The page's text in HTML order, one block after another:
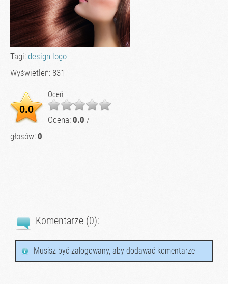
Tagi: design logo
Wyświetleń: 831
0.0
Oceń:
Ocena: 0.0 /
głosów: 0
Komentarze (0):
Musisz być zalogowany, aby dodawać komentarze